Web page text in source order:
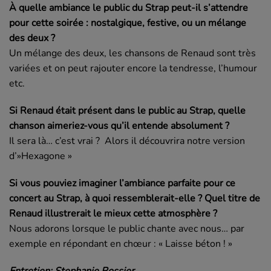
À quelle ambiance le public du Strap peut-il s’attendre
pour cette soirée : nostalgique, festive, ou un mélange
des deux ?
Un mélange des deux, les chansons de Renaud sont très
variées et on peut rajouter encore la tendresse, l’humour
etc.
Si Renaud était présent dans le public au Strap, quelle
chanson aimeriez-vous qu’il entende absolument ?
Il sera là… c’est vrai ? Alors il découvrira notre version
d’»Hexagone »
Si vous pouviez imaginer l’ambiance parfaite pour ce
concert au Strap, à quoi ressemblerait-elle ? Quel titre de
Renaud illustrerait le mieux cette atmosphère ?
Nous adorons lorsque le public chante avec nous… par
exemple en répondant en chœur : « Laisse béton ! »